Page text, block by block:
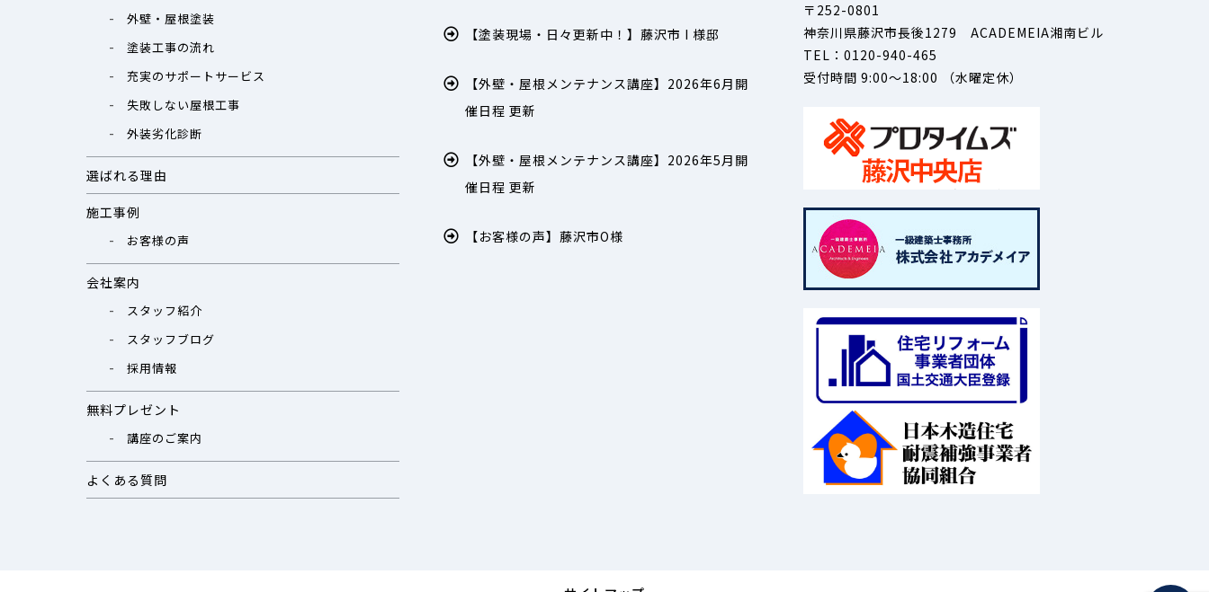
外壁・屋根塗装
塗装工事の流れ
充実のサポートサービス
失敗しない屋根工事
外装劣化診断
選ばれる理由
施工事例
お客様の声
会社案内
スタッフ紹介
スタッフブログ
採用情報
無料プレゼント
講座のご案内
よくある質問
【塗装現場・日々更新中！】藤沢市 I 様邸
【外壁・屋根メンテナンス講座】2026年6月開
催日程 更新
【外壁・屋根メンテナンス講座】2026年5月開
催日程 更新
【お客様の声】藤沢市O様
〒252-0801
神奈川県藤沢市長後1279 ACADEMEIA湘南ビル
TEL：0120-940-465
受付時間 9:00～18:00 （水曜定休）